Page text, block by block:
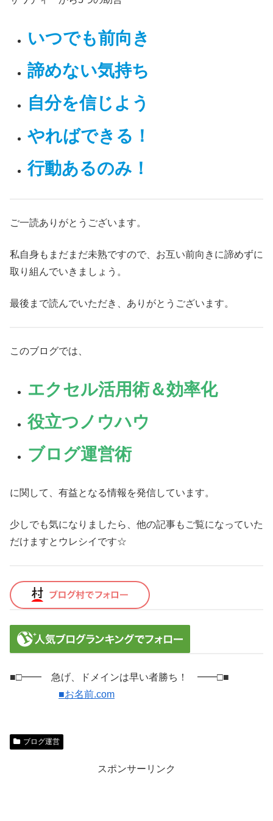
いつでも前向き
諦めない気持ち
自分を信じよう
やればできる！
行動あるのみ！
ご一読ありがとうございます。
私自身もまだまだ未熟ですので、お互い前向きに諦めずに
取り組んでいきましょう。
最後まで読んでいただき、ありがとうございます。
このブログでは、
エクセル活用術＆効率化
役立つノウハウ
ブログ運営術
に関して、有益となる情報を発信しています。
少しでも気になりましたら、他の記事もご覧になっていた
だけますとウレシイです☆
■□━━ 急げ、ドメインは早い者勝ち！ ━━□■
■お名前.com
ブログ運営
スポンサーリンク